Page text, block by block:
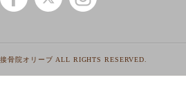
骨院オリーブ ALL RIGHTS RESERVED.